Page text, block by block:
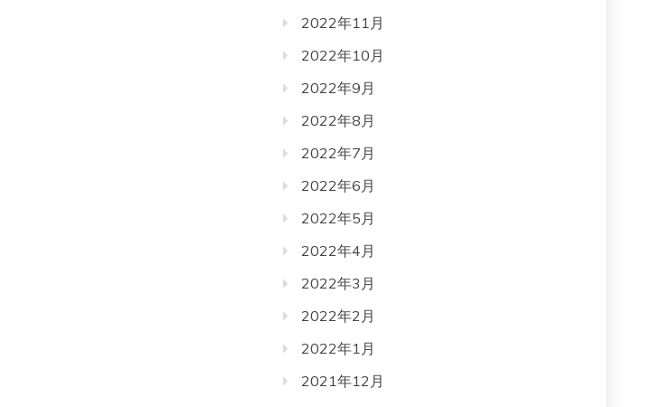
2022年11月
2022年10月
2022年9月
2022年8月
2022年7月
2022年6月
2022年5月
2022年4月
2022年3月
2022年2月
2022年1月
2021年12月